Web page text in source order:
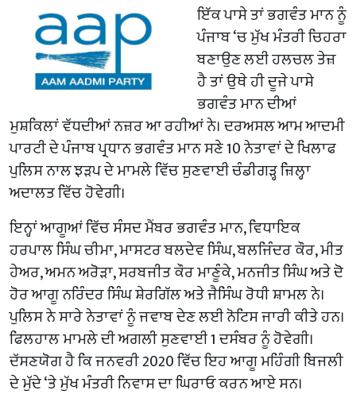
ਇੱਕ ਪਾਸੇ ਤਾਂ ਭਗਵੰਤ ਮਾਨ ਨੂੰ
ਪੰਜਾਬ ‘ਚ ਮੁੱਖ ਮੰਤਰੀ ਚਿਹਰਾ
ਬਣਾਉਣ ਲਈ ਹਲਚਲ ਤੇਜ਼
ਹੈ ਤਾਂ ਉਥੇ ਹੀ ਦੂਜੇ ਪਾਸੇ
ਭਗਵੰਤ ਮਾਨ ਦੀਆਂ
ਮੁਸ਼ਕਿਲਾਂ ਵੱਧਦੀਆਂ ਨਜ਼ਰ ਆ ਰਹੀਆਂ ਨੇ। ਦਰਅਸਲ ਆਮ ਆਦਮੀ
ਪਾਰਟੀ ਦੇ ਪੰਜਾਬ ਪ੍ਰਧਾਨ ਭਗਵੰਤ ਮਾਨ ਸਣੇ 10 ਨੇਤਾਵਾਂ ਦੇ ਖਿਲਾਫ
ਪੁਲਿਸ ਨਾਲ ਝੜਪ ਦੇ ਮਾਮਲੇ ਵਿੱਚ ਸੁਣਵਾਈ ਚੰਡੀਗੜ੍ਹ ਜ਼ਿਲ੍ਹਾ
ਅਦਾਲਤ ਵਿੱਚ ਹੋਵੇਗੀ।
ਇਨ੍ਹਾਂ ਆਗੂਆਂ ਵਿੱਚ ਸੰਸਦ ਮੈਂਬਰ ਭਗਵੰਤ ਮਾਨ, ਵਿਧਾਇਕ
ਹਰਪਾਲ ਸਿੰਘ ਚੀਮਾ, ਮਾਸਟਰ ਬਲਦੇਵ ਸਿੰਘ, ਬਲਜਿੰਦਰ ਕੌਰ, ਮੀਤ
ਹੇਅਰ, ਅਮਨ ਅਰੋੜਾ, ਸਰਬਜੀਤ ਕੌਰ ਮਾਣੂੰਕੇ, ਮਨਜੀਤ ਸਿੰਘ ਅਤੇ ਦੋ
ਹੋਰ ਆਗੂ ਨਰਿੰਦਰ ਸਿੰਘ ਸ਼ੇਰਗਿੱਲ ਅਤੇ ਜੈਸਿੰਘ ਰੋਧੀ ਸ਼ਾਮਲ ਨੇ।
ਪੁਲਿਸ ਨੇ ਸਾਰੇ ਨੇਤਾਵਾਂ ਨੂੰ ਜਵਾਬ ਦੇਣ ਲਈ ਨੋਟਿਸ ਜਾਰੀ ਕੀਤੇ ਹਨ।
ਫਿਲਹਾਲ ਮਾਮਲੇ ਦੀ ਅਗਲੀ ਸੁਣਵਾਈ 1 ਦਸੰਬਰ ਨੂੰ ਹੋਵੇਗੀ।
ਦੱਸਣਯੋਗ ਹੈ ਕਿ ਜਨਵਰੀ 2020 ਵਿੱਚ ਇਹ ਆਗੂ ਮਹਿੰਗੀ ਬਿਜਲੀ
ਦੇ ਮੁੱਦੇ ‘ਤੇ ਮੁੱਖ ਮੰਤਰੀ ਨਿਵਾਸ ਦਾ ਘਿਰਾਓ ਕਰਨ ਆਏ ਸਨ।